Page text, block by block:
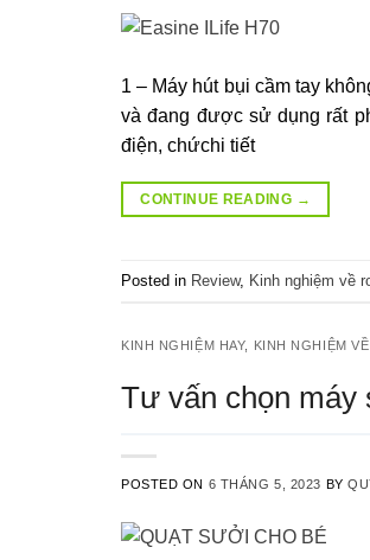
1 – Máy hút bụi cầm tay
và đang được sử dụng rất
điện, chứchi tiết
CONTINUE READING →
Posted in Review, Kinh nghiệm về
KINH NGHIỆM HAY, KINH NGHIỆM
Tư vấn chọn máy
POSTED ON 6 THÁNG 5, 2023 BY